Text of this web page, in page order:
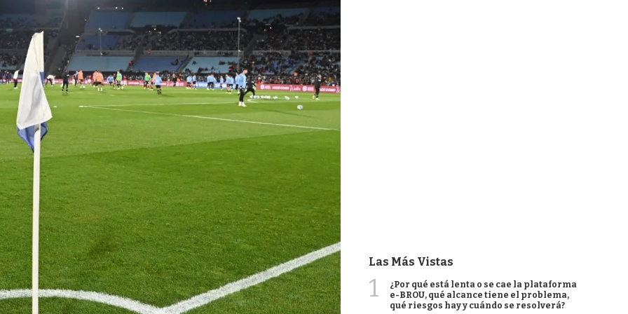
Las Más Vistas
1
¿Por qué está lenta o se cae la plataforma
e-BROU, qué alcance tiene el problema,
qué riesgos hay y cuándo se resolverá?